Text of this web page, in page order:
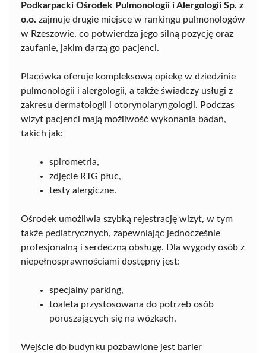
Podkarpacki Ośrodek Pulmonologii i Alergologii Sp. z
o.o. zajmuje drugie miejsce w rankingu pulmonologów
w Rzeszowie, co potwierdza jego silną pozycję oraz
zaufanie, jakim darzą go pacjenci.
Placówka oferuje kompleksową opiekę w dziedzinie
pulmonologii i alergologii, a także świadczy usługi z
zakresu dermatologii i otorynolaryngologii. Podczas
wizyt pacjenci mają możliwość wykonania badań,
takich jak:
spirometria,
zdjęcie RTG płuc,
testy alergiczne.
Ośrodek umożliwia szybką rejestrację wizyt, w tym
także pediatrycznych, zapewniając jednocześnie
profesjonalną i serdeczną obsługę. Dla wygody osób z
niepełnosprawnościami dostępny jest:
specjalny parking,
toaleta przystosowana do potrzeb osób
poruszających się na wózkach.
Wejście do budynku pozbawione jest barier